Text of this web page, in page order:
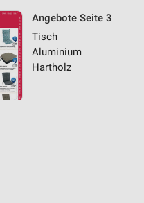
Angebote Seite 3
Tisch
Aluminium
Hartholz